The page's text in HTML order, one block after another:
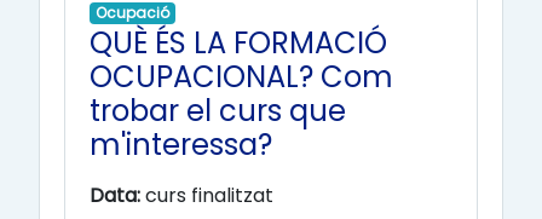
Ocupació
QUÈ ÉS LA FORMACIÓ
OCUPACIONAL? Com
trobar el curs que
m'interessa?
Data:curs finalitzat